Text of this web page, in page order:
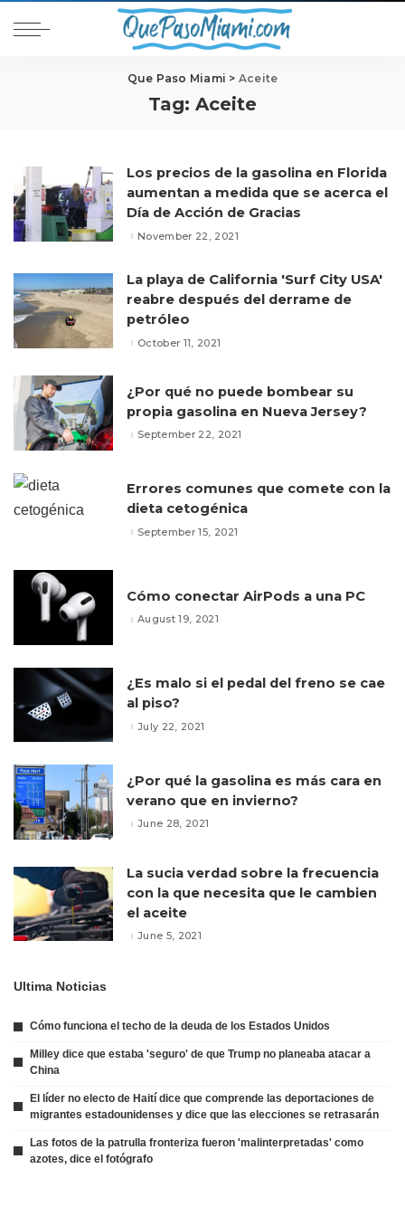
Que Paso Miami > Aceite
Tag: Aceite
Los precios de la gasolina en Florida
aumentan a medida que se acerca el
Día de Acción de Gracias
November 22, 2021
La playa de California 'Surf City USA'
reabre después del derrame de
petróleo
October 11, 2021
¿Por qué no puede bombear su
propia gasolina en Nueva Jersey?
September 22, 2021
Errores comunes que comete con la
dieta cetogénica
September 15, 2021
Cómo conectar AirPods a una PC
August 19, 2021
¿Es malo si el pedal del freno se cae
al piso?
July 22, 2021
¿Por qué la gasolina es más cara en
verano que en invierno?
June 28, 2021
La sucia verdad sobre la frecuencia
con la que necesita que le cambien
el aceite
June 5, 2021
Ultima Noticias
Cómo funciona el techo de la deuda de los Estados Unidos
Milley dice que estaba 'seguro' de que Trump no planeaba atacar a
China
El líder no electo de Haití dice que comprende las deportaciones de
migrantes estadounidenses y dice que las elecciones se retrasarán
Las fotos de la patrulla fronteriza fueron 'malinterpretadas' como
azotes, dice el fotógrafo